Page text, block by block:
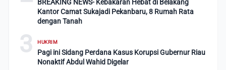
BREAKING NEWS- Kebakaran Hebat di Belakang
Kantor Camat Sukajadi Pekanbaru, 8 Rumah Rata
dengan Tanah
3 HUKRIM
Pagi ini Sidang Perdana Kasus Korupsi Gubernur Riau
Nonaktif Abdul Wahid Digelar